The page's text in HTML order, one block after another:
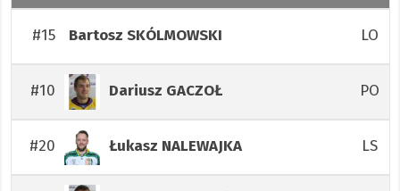
#15 Bartosz SKÓLMOWSKI LO
#10 Dariusz GACZOŁ PO
#20 Łukasz NALEWAJKA LS